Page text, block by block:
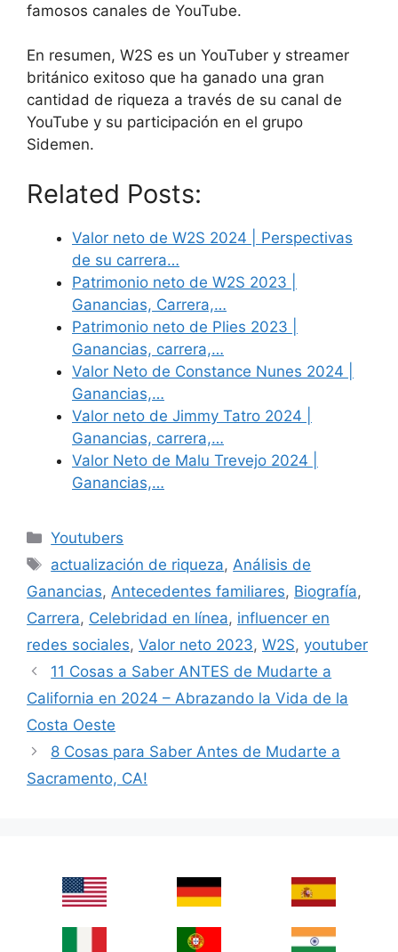
famosos canales de YouTube.
En resumen, W2S es un YouTuber y streamer
británico exitoso que ha ganado una gran
cantidad de riqueza a través de su canal de
YouTube y su participación en el grupo
Sidemen.
Related Posts:
Valor neto de W2S 2024 | Perspectivas
de su carrera…
Patrimonio neto de W2S 2023 |
Ganancias, Carrera,…
Patrimonio neto de Plies 2023 |
Ganancias, carrera,…
Valor Neto de Constance Nunes 2024 |
Ganancias,…
Valor neto de Jimmy Tatro 2024 |
Ganancias, carrera,…
Valor Neto de Malu Trevejo 2024 |
Ganancias,…
Categories
Youtubers
Tags
actualización de riqueza, Análisis de
Ganancias, Antecedentes familiares, Biografía,
Carrera, Celebridad en línea, influencer en
redes sociales, Valor neto 2023, W2S, youtuber
11 Cosas a Saber ANTES de Mudarte a
California en 2024 – Abrazando la Vida de la
Costa Oeste
8 Cosas para Saber Antes de Mudarte a
Sacramento, CA!